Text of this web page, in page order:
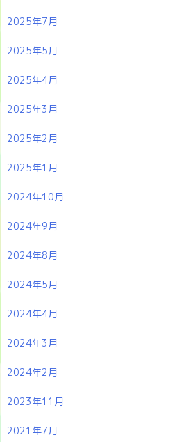
2025年7月
2025年5月
2025年4月
2025年3月
2025年2月
2025年1月
2024年10月
2024年9月
2024年8月
2024年5月
2024年4月
2024年3月
2024年2月
2023年11月
2021年7月